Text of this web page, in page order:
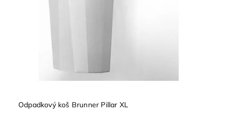
Odpadkový koš Brunner Pillar XL